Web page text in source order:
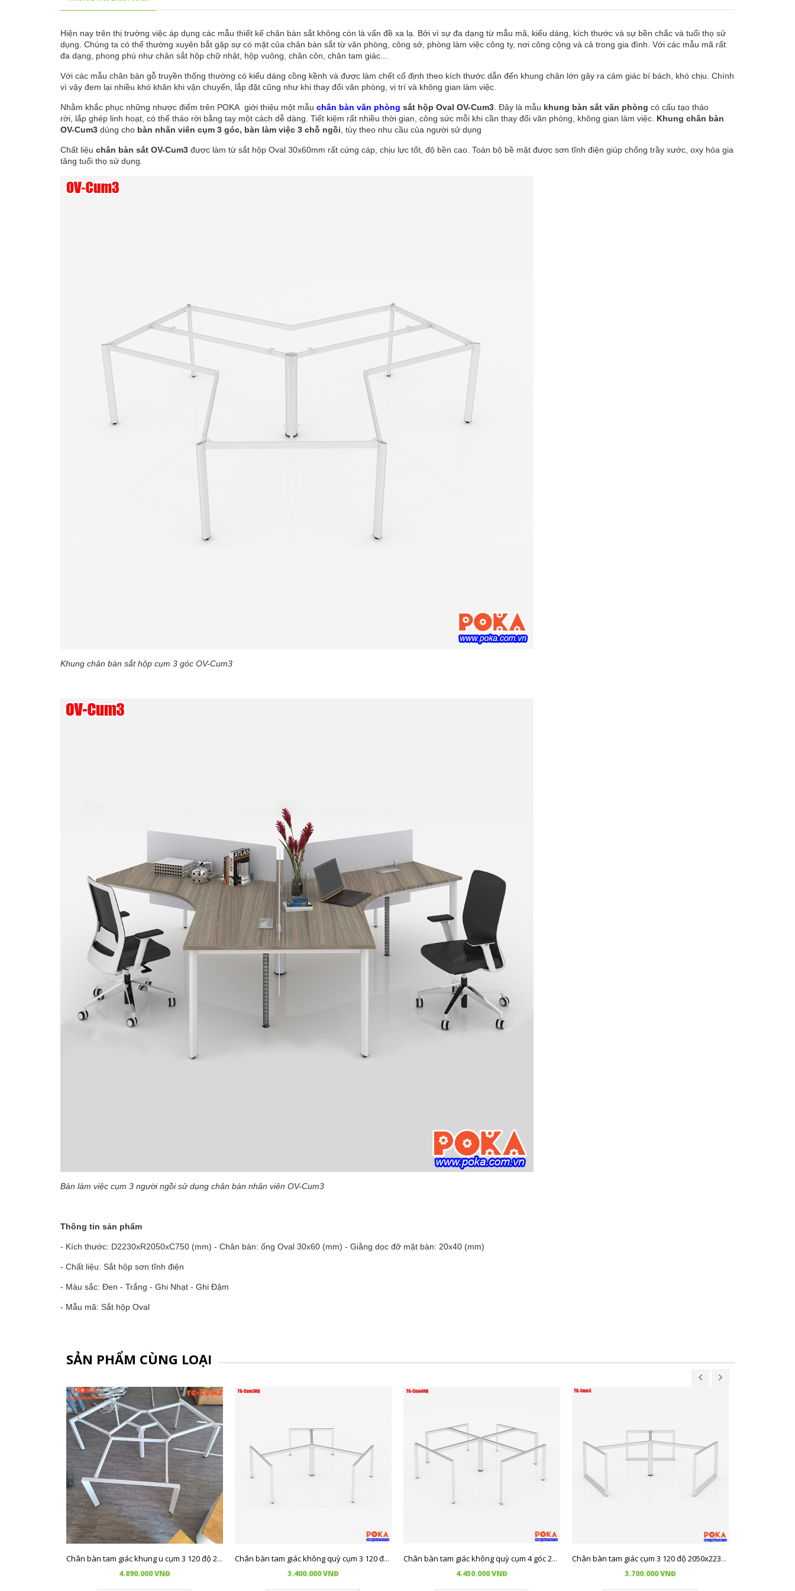
Hiện nay trên thị trường việc áp dụng các mẫu thiết kế chân bàn sắt không còn là vấn đề xa lạ. Bởi vì sự đa dạng từ mẫu mã, kiểu dáng, kích thước và sự bền chắc và tuổi thọ sử
dụng. Chúng ta có thể thường xuyên bắt gặp sự có mặt của chân bàn sắt từ văn phòng, công sở, phòng làm việc công ty, nơi công cộng và cả trong gia đình. Với các mẫu mã rất
đa dạng, phong phú như chân sắt hộp chữ nhật, hộp vuông, chân côn, chân tam giác...
Với các mẫu chân bàn gỗ truyền thống thường có kiểu dáng cồng kềnh và được làm chết cố định theo kích thước dẫn đến khung chân lớn gây ra cảm giác bí bách, khó chịu. Chính
vì vậy đem lại nhiều khó khăn khi vận chuyển, lắp đặt cũng như khi thay đổi văn phòng, vị trí và không gian làm việc.
Nhằm khắc phục những nhược điểm trên POKA giới thiệu một mẫu chân bàn văn phòng sắt hộp Oval OV-Cum3 . Đây là mẫu khung bàn sắt văn phòng có cấu tạo tháo
rời, lắp ghép linh hoạt, có thể tháo rời bằng tay một cách dễ dàng. Tiết kiệm rất nhiều thời gian, công sức mỗi khi cần thay đổi văn phòng, không gian làm việc. Khung chân bàn
OV-Cum3 dùng cho bàn nhân viên cụm 3 góc, bàn làm việc 3 chỗ ngồi , tùy theo nhu cầu của người sử dụng
Chất liệu chân bàn sắt OV-Cum3 được làm từ sắt hộp Oval 30x60mm rất cứng cáp, chịu lực tốt, độ bền cao. Toàn bộ bề mặt được sơn tĩnh điện giúp chống trầy xước, oxy hóa gia
tăng tuổi thọ sử dụng.
Khung chân bàn sắt hộp cụm 3 góc OV-Cum3
Bàn làm việc cụm 3 người ngồi sử dụng chân bàn nhân viên OV-Cum3
Thông tin sản phẩm
- Kích thước: D2230xR2050xC750 (mm) - Chân bàn: ống Oval 30x60 (mm) - Giằng dọc đỡ mặt bàn: 20x40 (mm)
- Chất liệu: Sắt hộp sơn tĩnh điện
- Màu sắc: Đen - Trắng - Ghi Nhạt - Ghi Đậm
- Mẫu mã: Sắt hộp Oval
SẢN PHẨM CÙNG LOẠI
Chân bàn tam giác khung u cụm 3 120 độ 2640x2290mm TGKQ-Cum3
4.890.000 VNĐ
Chân bàn tam giác không quỳ cụm 3 120 độ 2050x2230mm
3.400.000 VNĐ
Chân bàn tam giác không quỳ cụm 4 góc 2400x2400mm
4.450.000 VNĐ
Chân bàn tam giác cụm 3 120 độ 2050x2230mm
3.700.000 VNĐ